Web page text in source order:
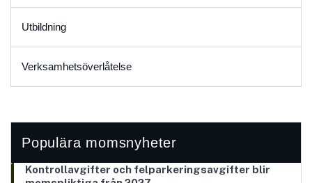
Utbildning
Verksamhetsöverlåtelse
Populära momsnyheter
Kontrollavgifter och felparkeringsavgifter blir